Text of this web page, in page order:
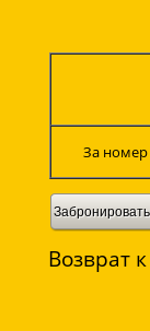
За номер
Возврат